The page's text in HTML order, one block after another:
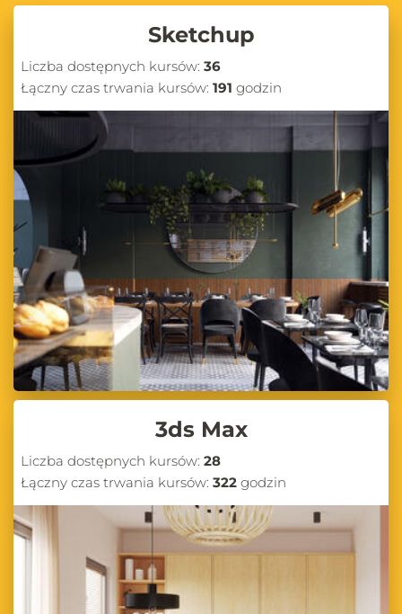
Sketchup
Liczba dostępnych kursów: 36
Łączny czas trwania kursów: 191 godzin
3ds Max
Liczba dostępnych kursów: 28
Łączny czas trwania kursów: 322 godzin